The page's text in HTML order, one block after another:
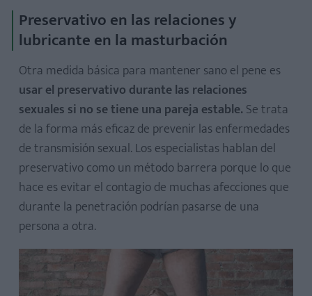
Preservativo en las relaciones y
lubricante en la masturbación
Otra medida básica para mantener sano el pene es
usar el preservativo durante las relaciones
sexuales si no se tiene una pareja estable. Se trata
de la forma más eficaz de prevenir las enfermedades
de transmisión sexual. Los especialistas hablan del
preservativo como un método barrera porque lo que
hace es evitar el contagio de muchas afecciones que
durante la penetración podrían pasarse de una
persona a otra.